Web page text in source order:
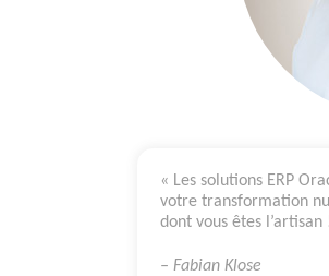
« Les solutions ERP
votre transformation
dont vous êtes l’artisan
– Fabian Klose